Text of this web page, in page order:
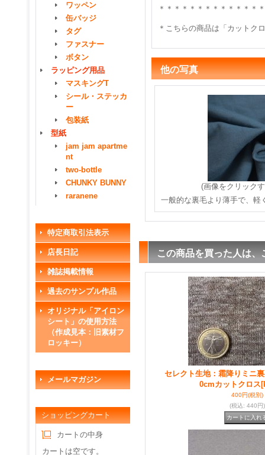
ワッペン
缶バッジ
タグ
ファスナー
ボタン
ラッピング用品
マスキングT
シール・ステッカ
ー
包装紙
型紙
jam jam apartme
nt
two-bottle
CHUNKY BUNNY
raranene
特定商取引法表示
店長日記
雑誌掲載情報
過去のサンプル作品
オリジナル「アイロン
シート」の使用方法
（作成見本：旧素材フ
ロッキー）
メールマガジン
ショッピングカート
カートの中身
カートは空です。
＊＊＊＊＊＊＊＊＊＊＊＊＊
＊こちらの商品は「カットク
他の写真
(画像をクリック
一般的な裏毛より薄手で、軽
この商品を買った人は
セレクト生地：霜降りミニ
0cmカットクロス
400円(税別)
(税込: 440円)